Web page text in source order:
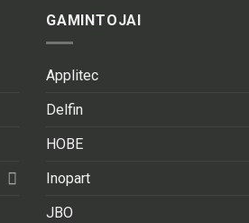
GAMINTOJAI
Applitec
Delfin
HOBE
Inopart
JBO